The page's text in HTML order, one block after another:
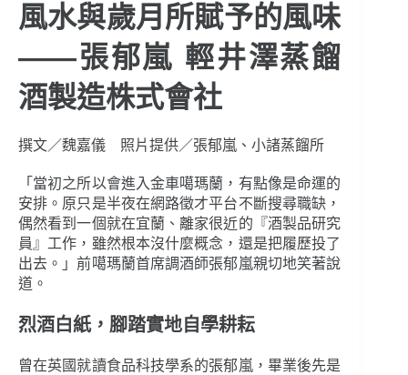
風水與歲月所賦予的風味
——張郁嵐 輕井澤蒸餾
酒製造株式會社
撰文／魏嘉儀 照片提供／張郁嵐、小諸蒸餾所
「當初之所以會進入金車噶瑪蘭，有點像是命運的
安排。原只是半夜在網路徵才平台不斷搜尋職缺，
偶然看到一個就在宜蘭、離家很近的『酒製品研究
員』工作，雖然根本沒什麼概念，還是把履歷投了
出去。」前噶瑪蘭首席調酒師張郁嵐親切地笑著說
道。
烈酒白紙，腳踏實地自學耕耘
曾在英國就讀食品科技學系的張郁嵐，畢業後先是